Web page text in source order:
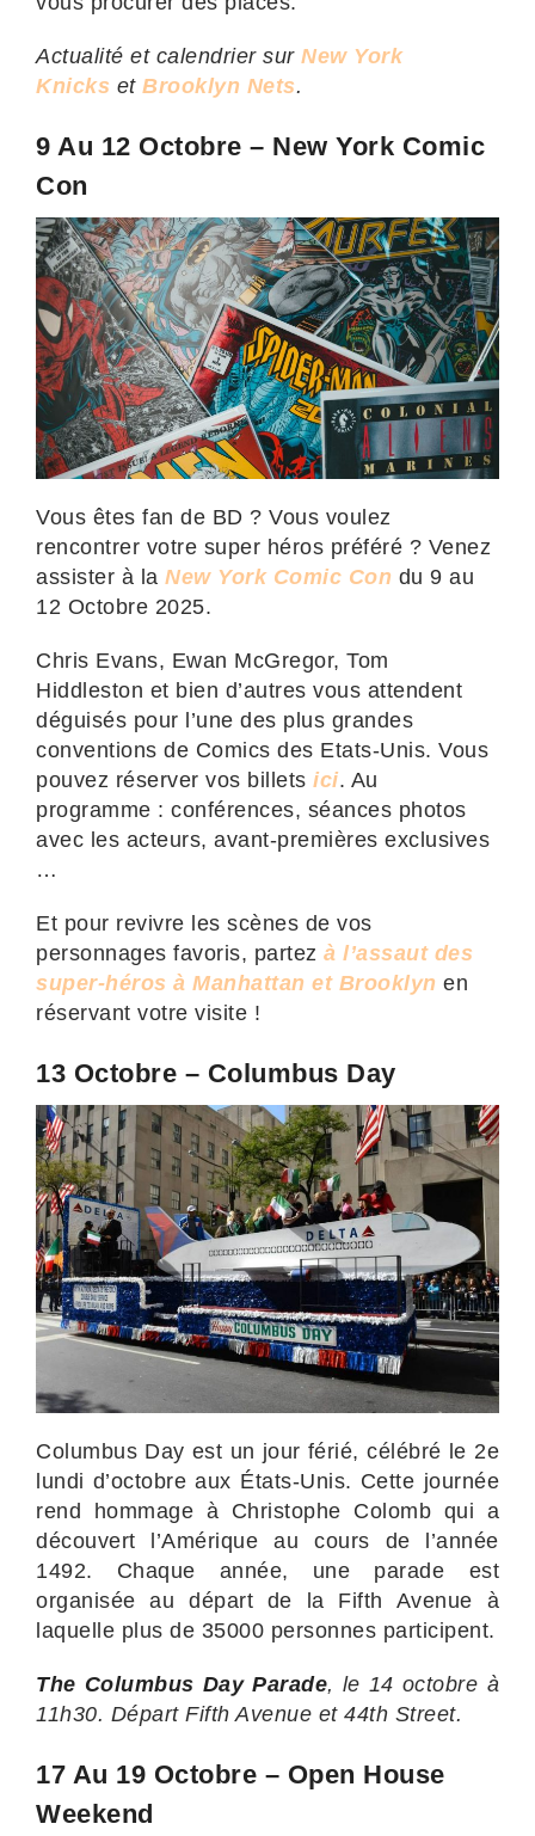
Actualité et calendrier sur New York
Knicks et Brooklyn Nets.
9 Au 12 Octobre – New York Comic
Con
Vous êtes fan de BD ? Vous voulez
rencontrer votre super héros préféré ? Venez
assister à la New York Comic Con du 9 au
12 Octobre 2025.
Chris Evans, Ewan McGregor, Tom
Hiddleston et bien d’autres vous attendent
déguisés pour l’une des plus grandes
conventions de Comics des Etats-Unis. Vous
pouvez réserver vos billets ici. Au
programme : conférences, séances photos
avec les acteurs, avant-premières exclusives
…
Et pour revivre les scènes de vos
personnages favoris, partez à l’assaut des
super-héros à Manhattan et Brooklyn en
réservant votre visite !
13 Octobre – Columbus Day
Columbus Day est un jour férié, célébré le 2e
lundi d’octobre aux États-Unis. Cette journée
rend hommage à Christophe Colomb qui a
découvert l’Amérique au cours de l’année
1492. Chaque année, une parade est
organisée au départ de la Fifth Avenue à
laquelle plus de 35000 personnes participent.
The Columbus Day Parade, le 14 octobre à
11h30. Départ Fifth Avenue et 44th Street.
17 Au 19 Octobre – Open House
Weekend